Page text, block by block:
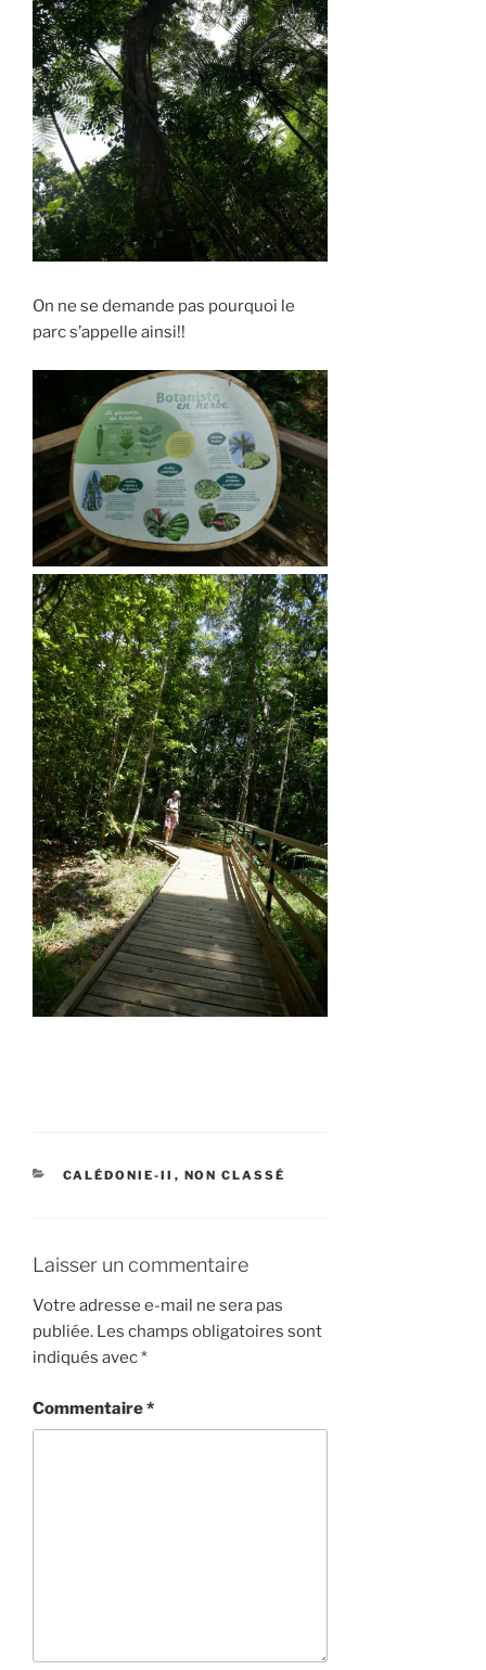
On ne se demande pas pourquoi le
parc s’appelle ainsi!!
CATÉGORIES
CALÉDONIE-II , NON CLASSÉ
Laisser un commentaire
Votre adresse e-mail ne sera pas
publiée. Les champs obligatoires sont
indiqués avec*
Commentaire*